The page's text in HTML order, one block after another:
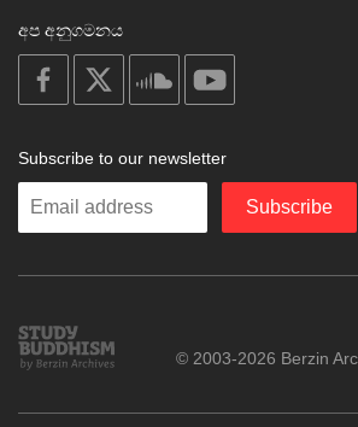
අප අනුගමනය
on
facebook
soundcloud
Subscribe to our newsletter
Enter
Subscribe
Study
Buddhism
© 2003-2026 Berzin